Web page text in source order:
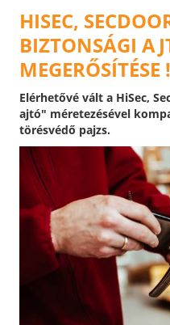
HISEC,
BIZTONSÁGI
MEGERŐSÍTÉSE !
Elérhetővé vált a HiSec,
ajtó" méretezésével
törésvédő pajzs.